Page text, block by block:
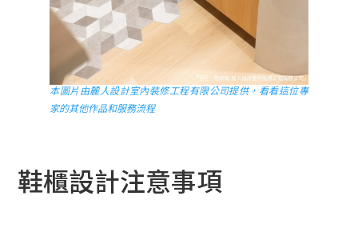
本圖片由麓人設計室內裝修工程有限公司提供，看看這位專
家的其他作品和服務流程
鞋櫃設計注意事項